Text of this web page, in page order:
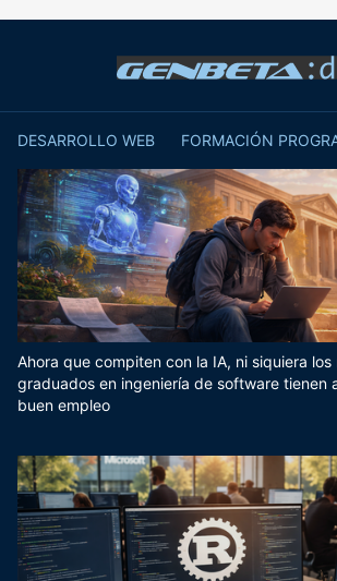
DESARROLLO WEB FORMACIÓN
Ahora que compiten con la IA, ni siquiera los
graduados en ingeniería de software tienen
buen empleo